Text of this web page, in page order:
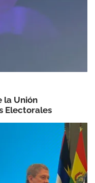
la Unión
Electorales